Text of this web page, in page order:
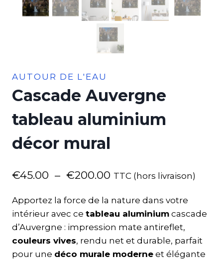
AUTOUR DE L'EAU
Cascade Auvergne
tableau aluminium
décor mural
€45.00 – €200.00 TTC (hors livraison)
Apportez la force de la nature dans votre
intérieur avec ce tableau aluminium cascade
d’Auvergne : impression mate antireflet,
couleurs vives, rendu net et durable, parfait
pour une déco murale moderne et élégante